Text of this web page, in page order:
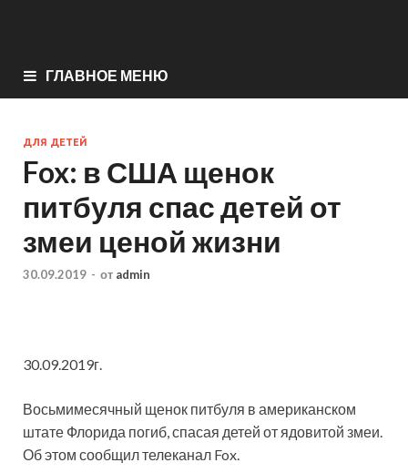
ГЛАВНОЕ МЕНЮ
ДЛЯ ДЕТЕЙ
Fox: в США щенок
питбуля спас детей от
змеи ценой жизни
30.09.2019 - от admin
30.09.2019г.
Восьмимесячный щенок питбуля в американском
штате Флорида погиб, спасая детей от ядовитой змеи.
Об этом сообщил телеканал Fox.